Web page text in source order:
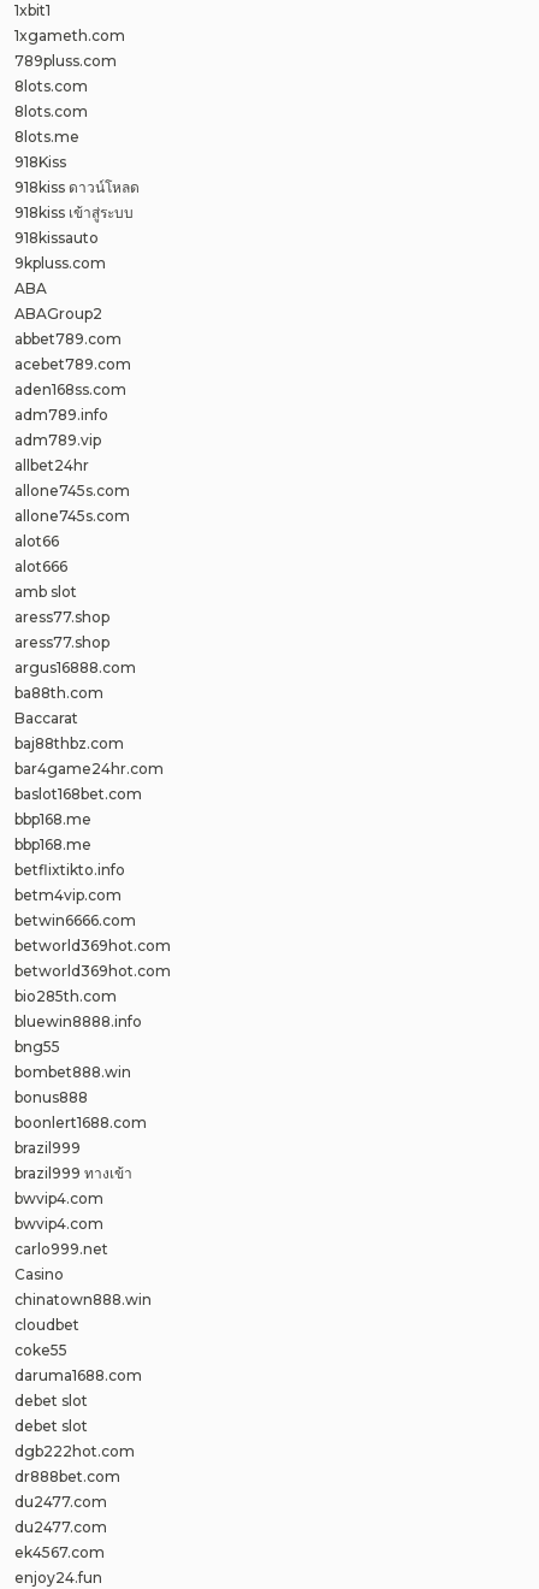
1xbit1
1xgameth.com
789pluss.com
8lots.com
8lots.com
8lots.me
918Kiss
918kiss ดาวน์โหลด
918kiss เข้าสู่ระบบ
918kissauto
9kpluss.com
ABA
ABAGroup2
abbet789.com
acebet789.com
aden168ss.com
adm789.info
adm789.vip
allbet24hr
allone745s.com
allone745s.com
alot66
alot666
amb slot
aress77.shop
aress77.shop
argus16888.com
ba88th.com
Baccarat
baj88thbz.com
bar4game24hr.com
baslot168bet.com
bbp168.me
bbp168.me
betflixtikto.info
betm4vip.com
betwin6666.com
betworld369hot.com
betworld369hot.com
bio285th.com
bluewin8888.info
bng55
bombet888.win
bonus888
boonlert1688.com
brazil999
brazil999 ทางเข้า
bwvip4.com
bwvip4.com
carlo999.net
Casino
chinatown888.win
cloudbet
coke55
daruma1688.com
debet slot
debet slot
dgb222hot.com
dr888bet.com
du2477.com
du2477.com
ek4567.com
enjoy24.fun